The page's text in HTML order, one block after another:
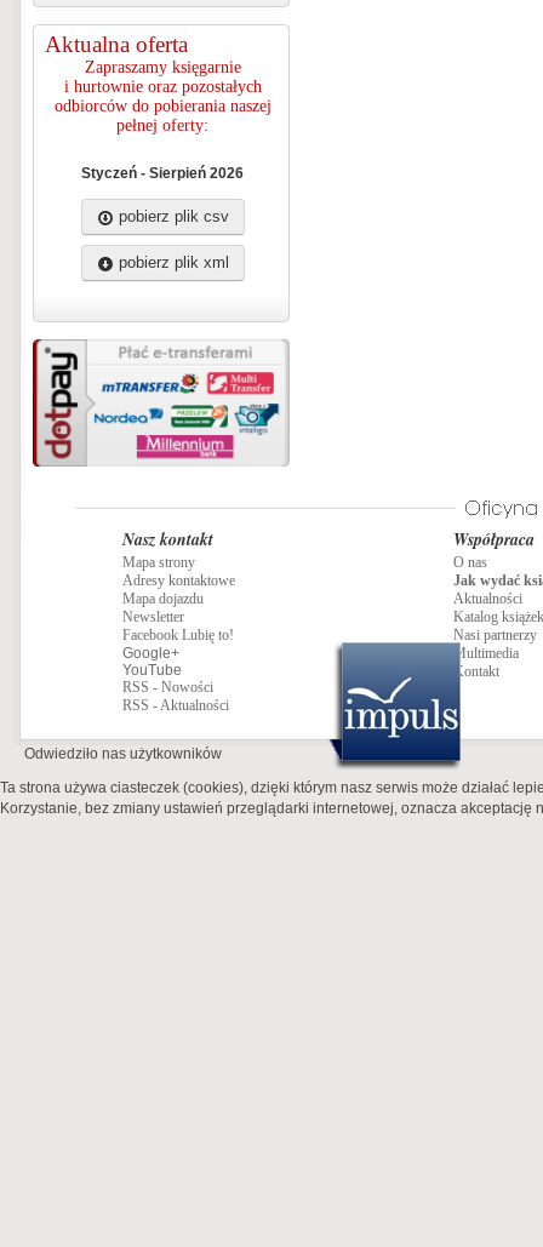
Aktualna oferta
Zapraszamy księgarnie
i hurtownie oraz pozostałych
odbiorców do pobierania naszej
pełnej oferty:
Styczeń - Sierpień 2026
pobierz plik csv
pobierz plik xml
Nasz kontakt
Mapa strony
Adresy kontaktowe
Mapa dojazdu
Newsletter
Facebook Lubię to!
Google+
YouTube
RSS - Nowości
RSS - Aktualności
Współpraca
O nas
Jak wydać
Aktualności
Katalog książek
Nasi partnerzy
Multimedia
Kontakt
Odwiedziło nas użytkowników
Ta strona używa ciasteczek (cookies), dzięki którym nasz serwis może działać
Korzystanie, bez zmiany ustawień przeglądarki internetowej, oznacza akceptację